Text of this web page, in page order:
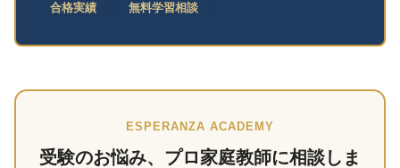
合格実績 無料学習相談
ESPERANZA ACADEMY
受験のお悩み、プロ家庭教師に相談しま